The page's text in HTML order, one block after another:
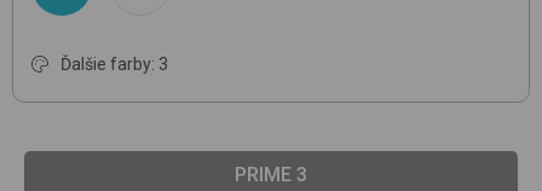
Ďalšie farby: 3
PRIME 3